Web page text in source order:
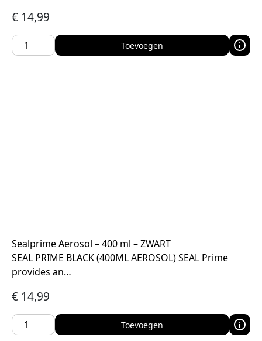
€ 14,99
Toevoegen
Sealprime Aerosol – 400 ml – ZWART
SEAL PRIME BLACK (400ML AEROSOL) SEAL Prime
provides an…
€ 14,99
Toevoegen